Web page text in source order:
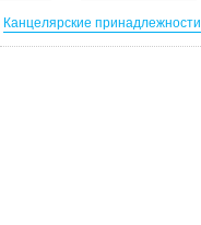
Канцелярские принадлежности